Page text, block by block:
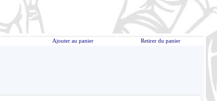
Ajouter au panier Retirer du panier